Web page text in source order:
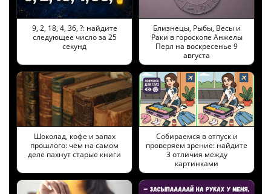
9, 2, 18, 4, 36, ?: найдите
следующее число за 25
секунд
Близнецы, Рыбы, Весы и
Раки в гороскопе Анжелы
Перл на воскресенье 9
августа
Шоколад, кофе и запах
прошлого: чем на самом
деле пахнут старые книги
Собираемся в отпуск и
проверяем зрение: найдите
3 отличия между
картинками